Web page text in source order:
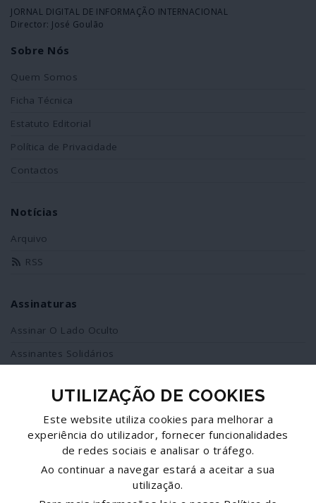
JORNAL DIGITAL DE INFORMAÇÃO INTERNACIONAL
Director: José Goulão
Sobre Nós
Quem Somos
Ficha Técnica
Estatuto Editorial
Política de Privacidade
Contactos
Notícias
Arquivo
RSS
Assinaturas
Assinar O Lado Oculto
Assinantes Solidários
Redes Sociais
Siga-nos no facebook
UTILIZAÇÃO DE COOKIES
Este website utiliza cookies para melhorar a
experiência do utilizador, fornecer funcionalidades
de redes sociais e analisar o tráfego.
Ao continuar a navegar estará a aceitar a sua
utilização.